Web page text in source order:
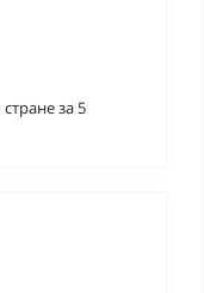
за 5